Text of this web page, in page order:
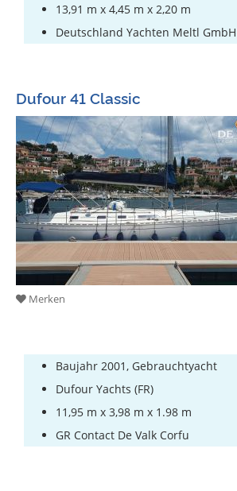
13,91 m x 4,45 m x 2,20 m
Deutschland Yachten Meltl GmbH
Dufour 41 Classic
Merken
Baujahr 2001, Gebrauchtyacht
Dufour Yachts (FR)
11,95 m x 3,98 m x 1.98 m
GR Contact De Valk Corfu